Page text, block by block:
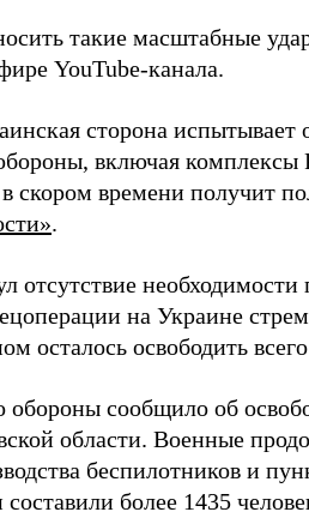
такие масштабные
YouTube-канала.
сторона испытывает
включая
скором времени получит
.
отсутствие
на Украине
осталось освободить
обороны сообщило об
области. Военные
беспилотников и
составили более 1435